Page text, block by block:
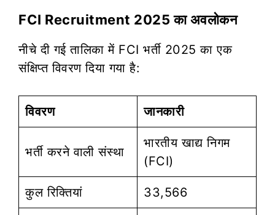
FCI Recruitment 2025 का अवलोकन
नीचे दी गई तालिका में FCI भर्ती 2025 का एक
संक्षिप्त विवरण दिया गया है:
विवरण जानकारी
भर्ती करने वाली संस्था
भारतीय खाद्य निगम
(FCI)
कुल रिक्तियां 33,566